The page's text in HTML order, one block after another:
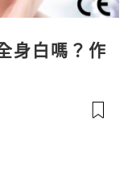
身白嗎？作